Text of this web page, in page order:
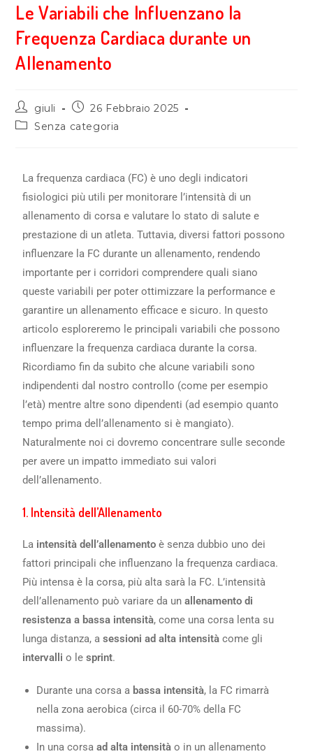
Le Variabili che Influenzano la
Frequenza Cardiaca durante un
Allenamento
giuli
26 Febbraio 2025
Senza categoria
La frequenza cardiaca (FC) è uno degli indicatori
fisiologici più utili per monitorare l’intensità di un
allenamento di corsa e valutare lo stato di salute e
prestazione di un atleta. Tuttavia, diversi fattori possono
influenzare la FC durante un allenamento, rendendo
importante per i corridori comprendere quali siano
queste variabili per poter ottimizzare la performance e
garantire un allenamento efficace e sicuro. In questo
articolo esploreremo le principali variabili che possono
influenzare la frequenza cardiaca durante la corsa.
Ricordiamo fin da subito che alcune variabili sono
indipendenti dal nostro controllo (come per esempio
l’età) mentre altre sono dipendenti (ad esempio quanto
tempo prima dell’allenamento si è mangiato).
Naturalmente noi ci dovremo concentrare sulle seconde
per avere un impatto immediato sui valori
dell’allenamento.
1. Intensità dell’Allenamento
La intensità dell’allenamento è senza dubbio uno dei
fattori principali che influenzano la frequenza cardiaca.
Più intensa è la corsa, più alta sarà la FC. L’intensità
dell’allenamento può variare da unallenamento di
resistenza a bassa intensità, come una corsa lenta su
lunga distanza, asessioni ad alta intensità come gli
intervalli o lesprint.
Durante una corsa a bassa intensità, la FC rimarrà
nella zona aerobica (circa il 60-70% della FC
massima).
In una corsaad alta intensità o in un allenamento